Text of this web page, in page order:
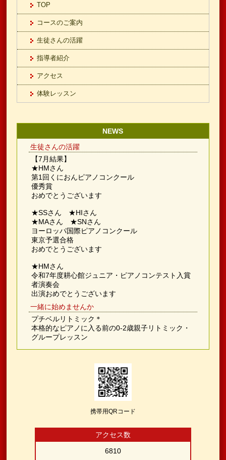
TOP
コースのご案内
生徒さんの活躍
指導者紹介
アクセス
体験レッスン
NEWS
生徒さんの活躍
【7月結果】
★HMさん
第1回くにおんピアノコンクール
優秀賞
おめでとうございます
★SSさん ★HIさん
★MAさん ★SNさん
ヨーロッパ国際ピアノコンクール
東京予選合格
おめでとうございます
★HMさん
令和7年度耕心館ジュニア・ピアノコンテスト入賞
者演奏会
出演おめでとうございます
一緒に始めませんか
プチベルリトミック＊
本格的なピアノに入る前の0-2歳親子リトミック・
グループレッスン
携帯用QRコード
アクセス数
6810